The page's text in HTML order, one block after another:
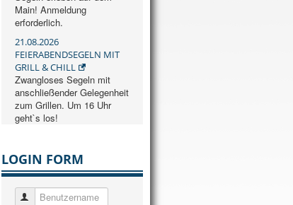
Main! Anmeldung
erforderlich.
21.08.2026
FEIERABENDSEGELN MIT
GRILL & CHILL
Zwangloses Segeln mit
anschließender Gelegenheit
zum Grillen. Um 16 Uhr
geht`s los!
LOGIN FORM
Benutzername